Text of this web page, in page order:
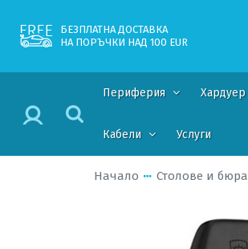
БЕЗПЛАТНА ДОСТАВКА
НА ПОРЪЧКИ НАД 100 EUR
Периферия Хардуер
Кабели Услуги
Начало Столове и бюра